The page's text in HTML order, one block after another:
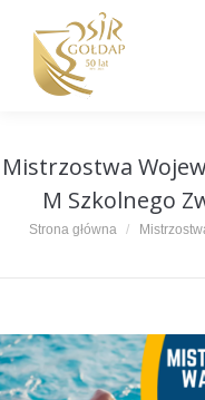
Mistrzostwa
M Szkolnego
Jesteś tutaj:
Strona główna